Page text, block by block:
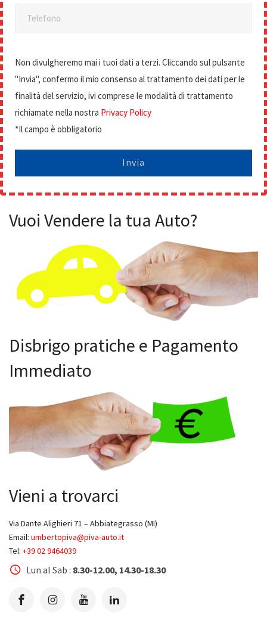
Telefono
Non divulgheremo mai i tuoi dati a terzi. Cliccando sul pulsante
"Invia", confermo il mio consenso al trattamento dei dati per le
finalità del servizio, ivi comprese le modalità di trattamento
richiamate nella nostra Privacy Policy
*Il campo è obbligatorio
Invia
Vuoi Vendere la tua Auto?
Disbrigo pratiche e Pagamento
Immediato
Vieni a trovarci
Via Dante Alighieri 71 – Abbiategrasso (MI)
Email: umbertopiva@piva-auto.it
Tel: +39 02 9464039
Lun al Sab : 8.30-12.00, 14.30-18.30